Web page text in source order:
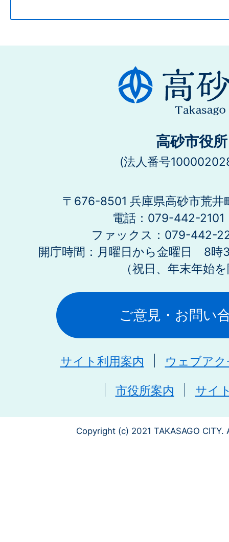
高砂市役所
(法人番号
〒676-8501 兵庫県高砂市荒井
電話：079-442-2101
ファックス：079-442-
開庁時間：月曜日から金曜日 8時
（祝日、年末年始
ご意見・お問い
サイト利用案内 ウェブア
市役所案内 サイ
Copyright (c) 2021 TAKASAGO CITY.